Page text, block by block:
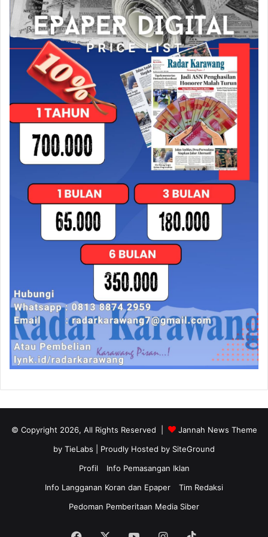
© Copyright 2026, All Rights Reserved |
Jannah News Theme
by TieLabs | Proudly Hosted by SiteGround
Profil
Info Pemasangan Iklan
Info Langganan Koran dan Epaper
Tim Redaksi
Pedoman Pemberitaan Media Siber